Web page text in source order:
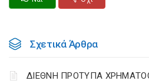
Σχετικά Άρθρα
ΔΙΕΘΝΗ ΠΡΟΤΥΠΑ